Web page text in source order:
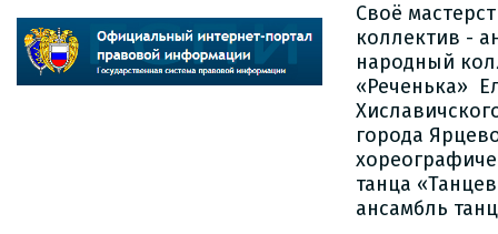
Своё
коллектив -
народный
«Реченька»
города
танца
ансамбль